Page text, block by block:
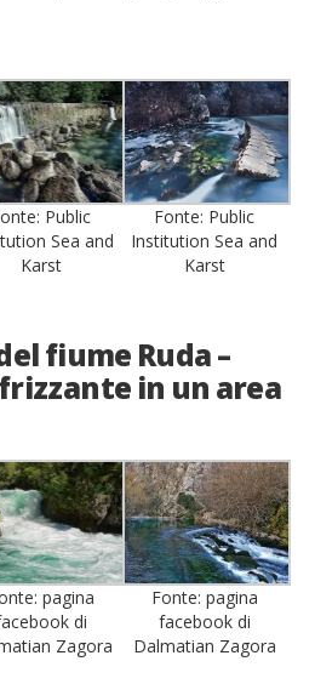
Public
Sea and
Karst
Fonte: Public
Institution Sea and
Karst
fiume Ruda –
in un area
pagina
di
Zagora
Fonte: pagina
facebook di
Dalmatian Zagora